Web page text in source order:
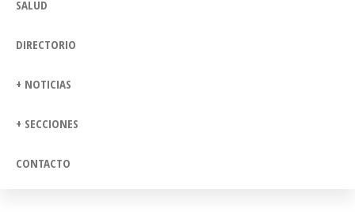
SALUD
DIRECTORIO
+ NOTICIAS
+ SECCIONES
CONTACTO